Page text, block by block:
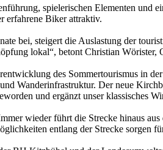
spielerischen Elementen und
erfahrene Biker attraktiv.
bei, steigert die Auslastung der
lokal“, betont Christian
des Sommertourismus in
Wanderinfrastruktur. Der neue
und ergänzt unser klassisches
wieder führt die Strecke hinaus
entlang der Strecke sorgen